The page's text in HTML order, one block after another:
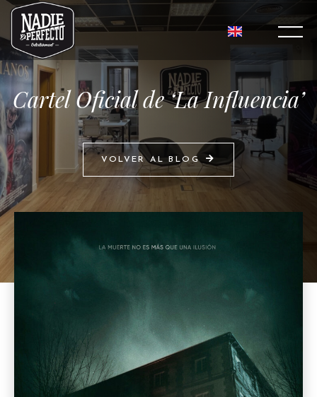
Cartel Oficial de ‘La Influencia’
VOLVER AL BLOG